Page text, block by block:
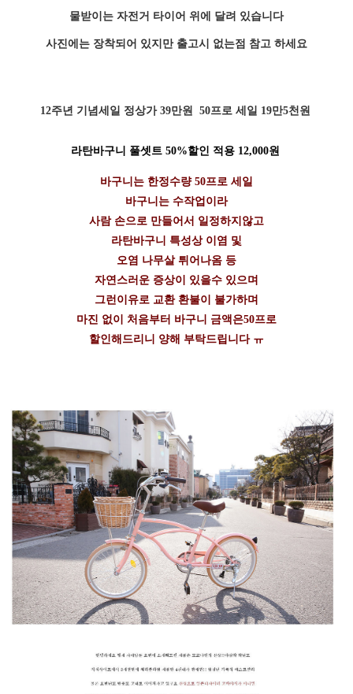
물받이는 자전거 타이어 위에 달려 있습니다
사진에는 장착되어 있지만 출고시 없는점 참고 하세요
12주년 기념세일 정상가 39만원 50프로 세일 19만5천원
라탄바구니 풀셋트 50%할인 적용 12,000원
바구니는 한정수량 50프로 세일
바구니는 수작업이라
사람 손으로 만들어서 일정하지않고
라탄바구니 특성상 이염 및
오염 나무살 튀어나옴 등
자연스러운 증상이 있을수 있으며
그런이유로 교환 환불이 불가하며
마진 없이 처음부터 바구니 금액은50프로
할인해드리니 양해 부탁드립니다 ㅠ